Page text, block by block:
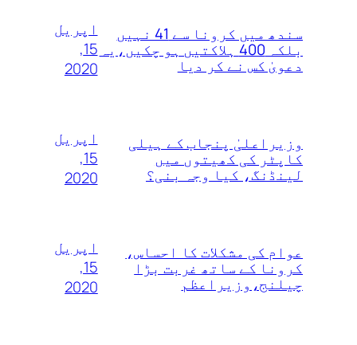
سندھ میں کرونا سے 41 نہیں
بلکہ 400 ہلاکتیں ہو چکیں،یہ
دعویٰ کس نے کر دیا
اپریل
15,
2020
وزیراعلیٰ پنجاب کے ہیلی
کاپٹر کی کھیتوں میں
لینڈنگ، کیا وجہ بنی؟
اپریل
15,
2020
عوام کی مشکلات کا احساس،
کرونا کے ساتھ غربت بڑا
چیلنج،وزیراعظم
اپریل
15,
2020